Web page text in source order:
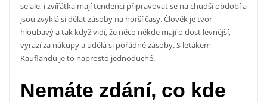
se ale, i zvířátka mají tendenci připravovat se na chudší období a
jsou zvyklá si dělat zásoby na horší časy. Člověk je tvor
hloubavý a tak když vidí, že něco někde mají o dost levnější,
vyrazí za nákupy a udělá si pořádné zásoby. S letákem
Kauflandu je to naprosto jednoduché.
Nemáte zdání, co kde